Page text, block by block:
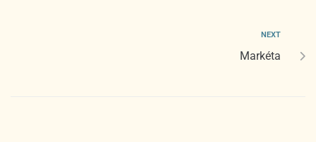
NEXT
Markéta